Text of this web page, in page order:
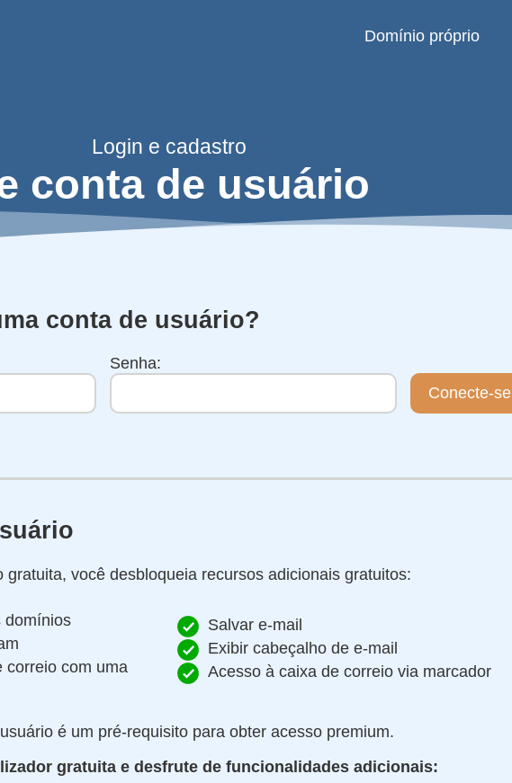
Domínio próprio
Login e cadastro
conta de usuário
conta de usuário?
Senha:
Conecte-se
gratuita, você desbloqueia recursos adicionais gratuitos:
domínios
correio com uma
Salvar e-mail
Exibir cabeçalho de e-mail
Acesso à caixa de correio via marcador
é um pré-requisito para obter acesso premium.
gratuita e desfrute de funcionalidades adicionais: